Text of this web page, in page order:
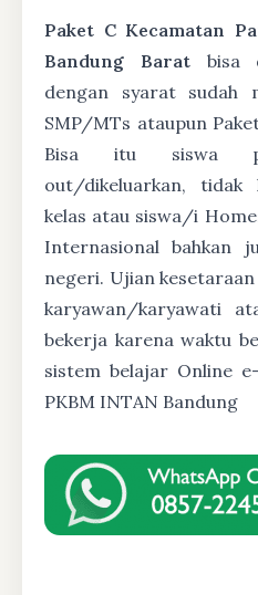
Paket C Kecamatan
Bandung Baratbisa
dengan syarat sudah
SMP/MTs ataupun
Bisa itu siswa
out/dikeluarkan,
kelas atau siswa/i
Internasional bahkan
negeri. Ujian
karyawan/karyawati
bekerja karena waktu
sistem belajar Online
PKBM INTAN Bandung